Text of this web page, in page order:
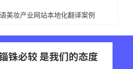
美妆产业网站本地化翻译案例
铢必较 是我们的态度